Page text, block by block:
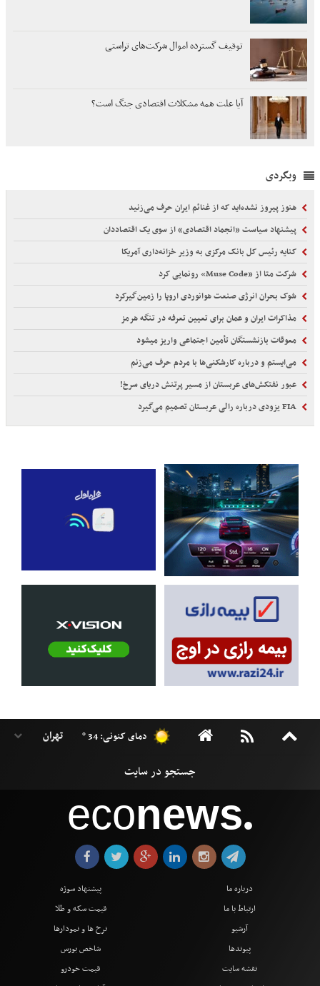
توقیف گسترده اموال شرکت‌های تراستی
آیا علت همه مشکلات اقتصادی جنگ است؟
وبگردی
هنوز پیروز نشده‌اید که از غنائم ایران حرف می‌زنید
پیشنهاد سیاست «انجماد اقتصادی» از سوی یک اقتصاددان
کنایه رئیس کل بانک مرکزی به وزیر خزانه‌داری آمریکا
شرکت متا از «Muse Code» رونمایی کرد
شوک بحران انرژی صنعت هوانوردی اروپا را زمین‌گیر‌کرد
مذاکرات ایران و عمان برای تعیین تعرفه در تنگه هرمز
معوقات بازنشستگان تأمین اجتماعی واریز میشود
می‌ایستم و درباره کارشکنی‌ها با مردم حرف می‌زنم
عبور نفتکش‌های عربستان از مسیر پرتنش دریای سرخ!
دمای کنونی: 34 °
econews●
درباره ما
ارتباط با ما
آرشیو
پیوندها
نقشه سایت
پیشنهاد سوژه
قیمت سکه و طلا
نرخ ها و نمودارها
شاخص بورس
قیمت خودرو